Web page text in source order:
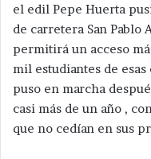
el edil Pepe Huerta
de carretera San Pablo
permitirá un acceso
mil estudiantes de esas
puso en marcha
casi más de un año ,
que no cedían en sus